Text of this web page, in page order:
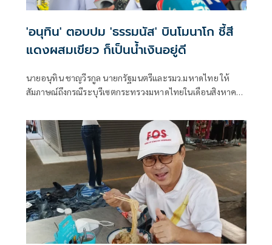
'อนุทิน' ตอบปม 'ธรรมนัส' บินโมนาโก ชี้สี
แดงผสมเขียว ก็เป็นน้ำเงินอยู่ดี
นายอนุทิน ชาญวีรกูล นายกรัฐมนตรีและรมว.มหาดไทย ให้
สัมภาษณ์ถึงกรณีระบุรีเซตกระทรวงมหาดไทยในเดือนสิงหาคม